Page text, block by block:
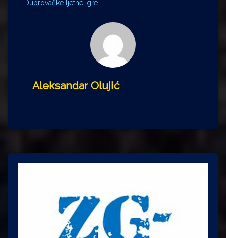
Dubrovačke ljetne igre
Aleksandar Olujić